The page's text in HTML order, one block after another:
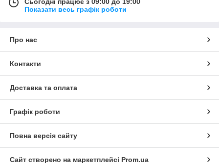
Показати весь графік роботи
Про нас
Контакти
Доставка та оплата
Графік роботи
Повна версія сайту
Сайт створено на маркетплейсі Prom.ua